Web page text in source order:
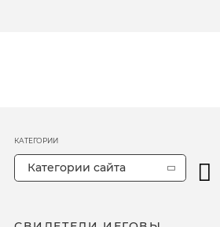
КАТЕГОРИИ
Категории сайта